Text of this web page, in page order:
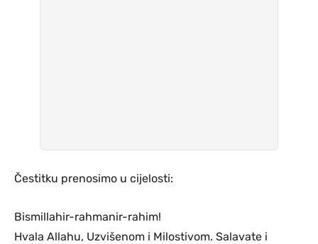
Čestitku prenosimo u cijelosti:
Bismillahir-rahmanir-rahim!
Hvala Allahu, Uzvišenom i Milostivom. Salavate i